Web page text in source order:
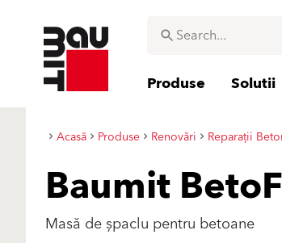
Produse Solutii
Acasă Produse Renovări Reparații
Baumit
Masă de șpaclu pentru betoane